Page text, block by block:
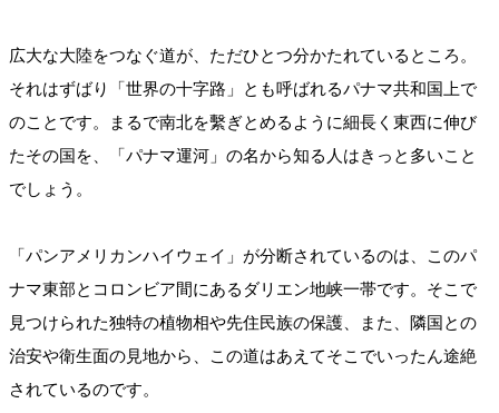
広大な大陸をつなぐ道が、ただひとつ分かたれているところ。
それはずばり「世界の十字路」とも呼ばれるパナマ共和国上で
のことです。まるで南北を繫ぎとめるように細長く東西に伸び
たその国を、「パナマ運河」の名から知る人はきっと多いこと
でしょう。
「パンアメリカンハイウェイ」が分断されているのは、このパ
ナマ東部とコロンビア間にあるダリエン地峡一帯です。そこで
見つけられた独特の植物相や先住民族の保護、また、隣国との
治安や衛生面の見地から、この道はあえてそこでいったん途絶
されているのです。